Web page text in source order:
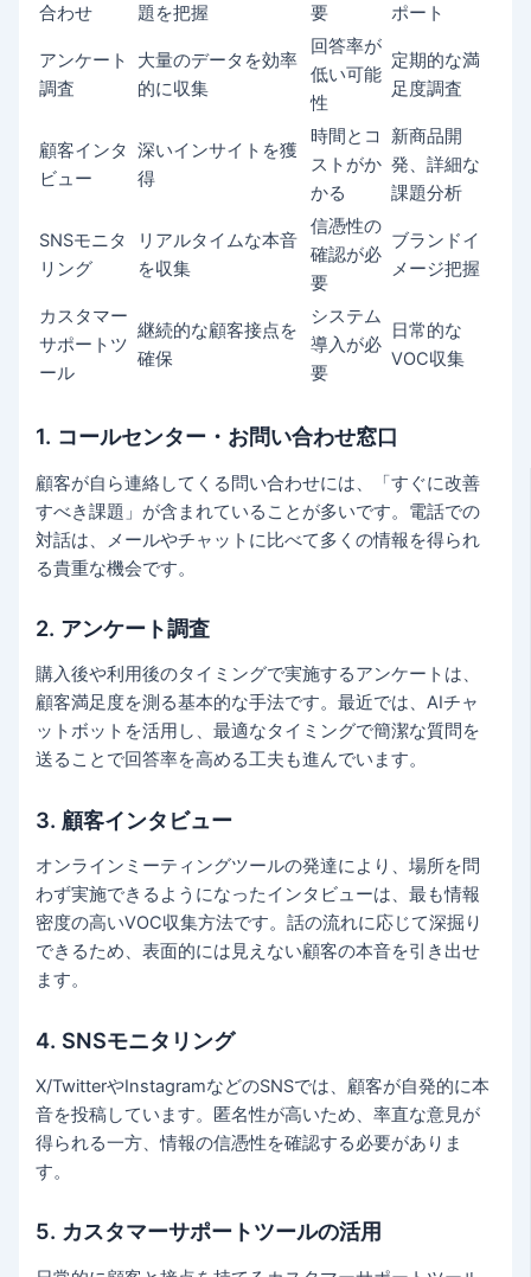
合わせ
題を把握
要
ポート
アンケート
調査
大量のデータを効率
的に収集
回答率が
低い可能
性
定期的な満
足度調査
顧客インタ
ビュー
深いインサイトを獲
得
時間とコ
ストがか
かる
新商品開
発、詳細な
課題分析
SNSモニタ
リング
リアルタイムな本音
を収集
信憑性の
確認が必
要
ブランドイ
メージ把握
カスタマー
サポートツ
ール
継続的な顧客接点を
確保
システム
導入が必
要
日常的な
VOC収集
1. コールセンター・お問い合わせ窓口
顧客が自ら連絡してくる問い合わせには、「すぐに改善
すべき課題」が含まれていることが多いです。電話での
対話は、メールやチャットに比べて多くの情報を得られ
る貴重な機会です。
2. アンケート調査
購入後や利用後のタイミングで実施するアンケートは、
顧客満足度を測る基本的な手法です。最近では、AIチャ
ットボットを活用し、最適なタイミングで簡潔な質問を
送ることで回答率を高める工夫も進んでいます。
3. 顧客インタビュー
オンラインミーティングツールの発達により、場所を問
わず実施できるようになったインタビューは、最も情報
密度の高いVOC収集方法です。話の流れに応じて深掘り
できるため、表面的には見えない顧客の本音を引き出せ
ます。
4. SNSモニタリング
X/TwitterやInstagramなどのSNSでは、顧客が自発的に本
音を投稿しています。匿名性が高いため、率直な意見が
得られる一方、情報の信憑性を確認する必要がありま
す。
5. カスタマーサポートツールの活用